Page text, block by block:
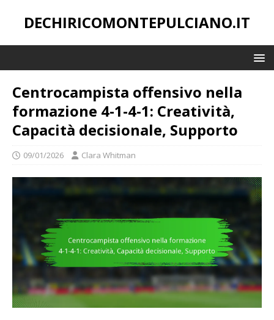
DECHIRICOMONTEPULCIANO.IT
Centrocampista offensivo nella
formazione 4-1-4-1: Creatività,
Capacità decisionale, Supporto
09/01/2026 Clara Whitman